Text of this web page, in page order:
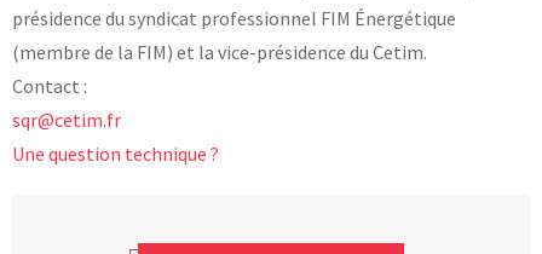
Avis d'achat
présidence du syndicat professionnel FIM Énergétique
(membre de la FIM) et la vice-présidence du Cetim.
Contact :
sqr@cetim.fr
Une question technique ?